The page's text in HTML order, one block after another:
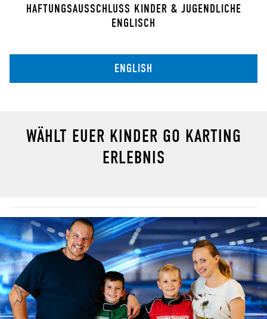
HAFTUNGSAUSSCHLUSS KINDER & JUGENDLICHE
ENGLISCH
ENGLISH
WÄHLT EUER KINDER GO KARTING
ERLEBNIS